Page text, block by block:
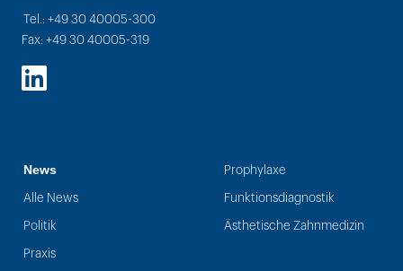
Tel.: +49 30 40005-300
Fax: +49 30 40005-319
LinkedIn
News
Alle News
Politik
Praxis
Prophylaxe
Funktionsdiagnostik
Ästhetische Zahnmedizin